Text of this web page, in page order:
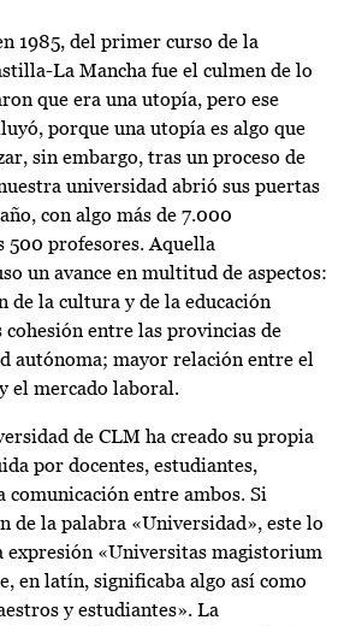
1985, del primer curso de la
La Mancha fue el culmen de lo
que era una utopía, pero ese
porque una utopía es algo que
sin embargo, tras un proceso de
universidad abrió sus puertas
con algo más de 7.000
500 profesores. Aquella
un avance en multitud de aspectos:
de la cultura y de la educación
entre las provincias de
autónoma; mayor relación entre el
el mercado laboral.
de CLM ha creado su propia
por docentes, estudiantes,
comunicación entre ambos. Si
de la palabra «Universidad», este lo
expresión «Universitas magistorium
en latín, significaba algo así como
y estudiantes». La